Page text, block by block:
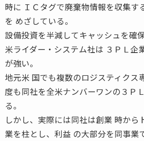
時に ＩＣタグで廃棄物情報を収集す
を めざしている。
設備投資を半減してキャッシュを確
米ライダー・システム社は ３ＰＬ企
が強い。
地元米 国でも複数のロジスティクス
度も同社を全米ナンバーワンの３Ｐ
る。
しかし、実際には同社は創業 時から
業を柱とし、利益 の大部分を同事業